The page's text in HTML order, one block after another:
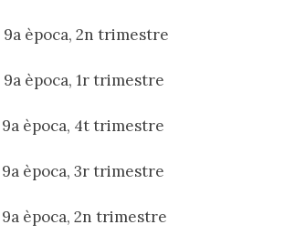
9a època, 2n trimestre
9a època, 1r trimestre
9a època, 4t trimestre
9a època, 3r trimestre
9a època, 2n trimestre